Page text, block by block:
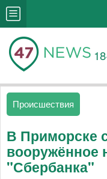
Происшествия
В Приморске
вооружённое
"Сбербанка"